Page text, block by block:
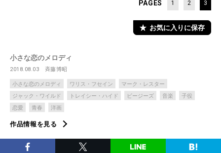
PAGES 1 2 3
お気に入りに保存
小さな恋のメロディ
2018.08.03 斉藤博昭
小さな恋のメロディ ワリス・フセイン
マーク・レスター
ジャック・ワイルド
トレイシー・ハイド ビージーズ 音楽
子役
恋愛
青春 洋画
作品情報を見る